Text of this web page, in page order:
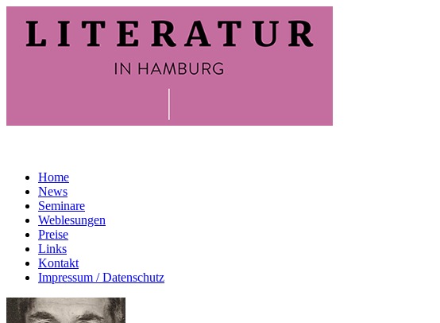
Home
News
Seminare
Weblesungen
Preise
Links
Kontakt
Impressum / Datenschutz